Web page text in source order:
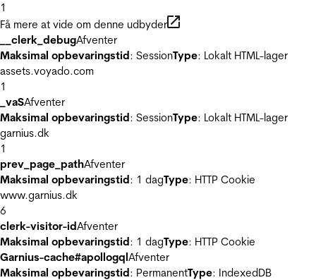
1
Få mere at vide om denne udbyder
__clerk_debugAfventer
Maksimal opbevaringstid: SessionType: Lokalt HTML-lager
assets.voyado.com
1
_vaSAfventer
Maksimal opbevaringstid: SessionType: Lokalt HTML-lager
garnius.dk
1
prev_page_pathAfventer
Maksimal opbevaringstid: 1 dagType: HTTP Cookie
www.garnius.dk
6
clerk-visitor-idAfventer
Maksimal opbevaringstid: 1 dagType: HTTP Cookie
Garnius-cache#apollogqlAfventer
Maksimal opbevaringstid: PermanentType: IndexedDB